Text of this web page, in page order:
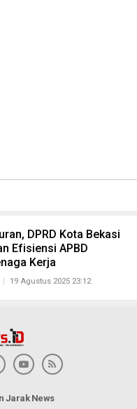
DPRD Kota Bekasi
Efisiensi APBD
Kerja
19 Agustus 2025 23:12
Jarak News